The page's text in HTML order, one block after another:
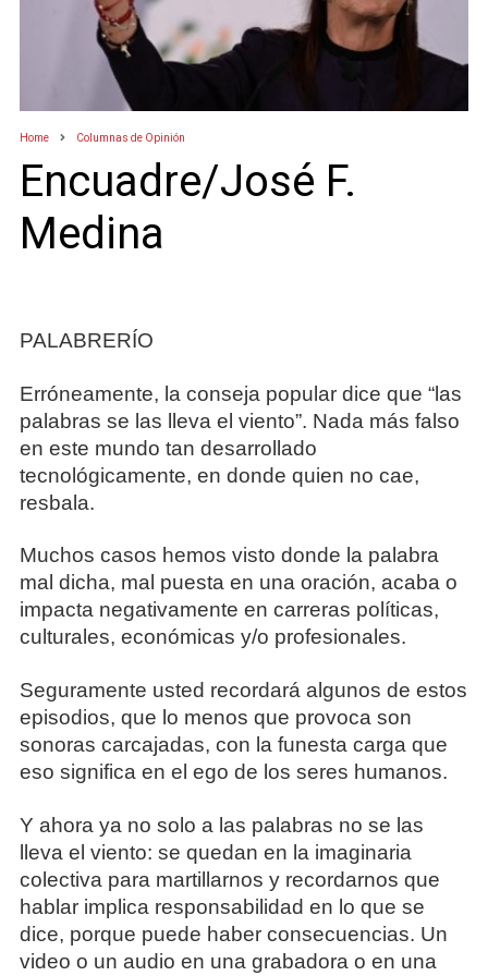
Home Columnas de Opinión
Encuadre/José F.
Medina
PALABRERÍO
Erróneamente, la conseja popular dice que “las
palabras se las lleva el viento”. Nada más falso
en este mundo tan desarrollado
tecnológicamente, en donde quien no cae,
resbala.
Muchos casos hemos visto donde la palabra
mal dicha, mal puesta en una oración, acaba o
impacta negativamente en carreras políticas,
culturales, económicas y/o profesionales.
Seguramente usted recordará algunos de estos
episodios, que lo menos que provoca son
sonoras carcajadas, con la funesta carga que
eso significa en el ego de los seres humanos.
Y ahora ya no solo a las palabras no se las
lleva el viento: se quedan en la imaginaria
colectiva para martillarnos y recordarnos que
hablar implica responsabilidad en lo que se
dice, porque puede haber consecuencias. Un
video o un audio en una grabadora o en una